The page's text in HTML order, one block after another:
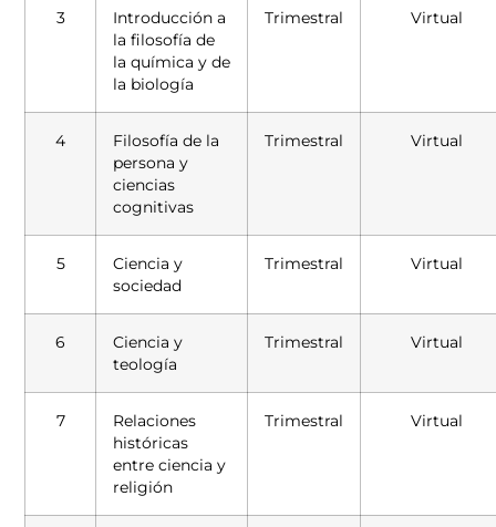
3
Introducción a
la filosofía de
la química y de
la biología
Trimestral Virtual
4
Filosofía de la
persona y
ciencias
cognitivas
Trimestral Virtual
5
Ciencia y
sociedad
Trimestral Virtual
6
Ciencia y
teología
Trimestral Virtual
7
Relaciones
históricas
entre ciencia y
religión
Trimestral Virtual